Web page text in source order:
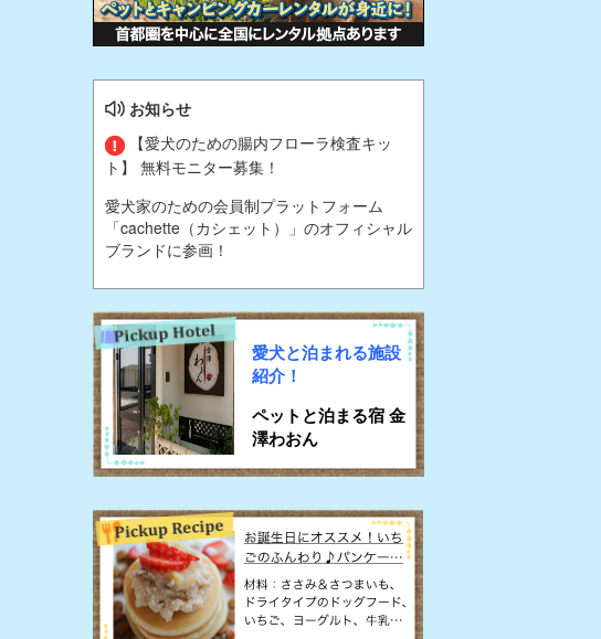
お知らせ
【愛犬のための腸内フローラ検査キッ
ト】 無料モニター募集！
愛犬家のための会員制プラットフォーム
「cachette（カシェット）」のオフィシャル
ブランドに参画！
愛犬と泊まれる施設
紹介！
ペットと泊まる宿 金
澤わおん